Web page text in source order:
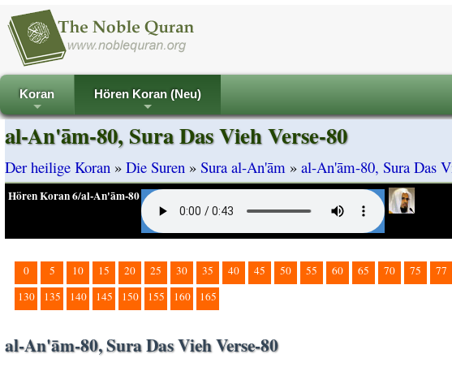
+
Koran
+
Hören Koran (Neu)
al-An'ām-80, Sura Das Vieh Verse-80
Der heilige Koran » Die Suren » Sura al-An'ām » al-An'ām-80, Sura Das
Hören Koran 6/al-An'ām-80
0 5 10 15 20 25 30 35 40 45 50 55 60 65 70 75 77
130
135 140 145 150 155 160 165
al-An'ām-80, Sura Das Vieh Verse-80